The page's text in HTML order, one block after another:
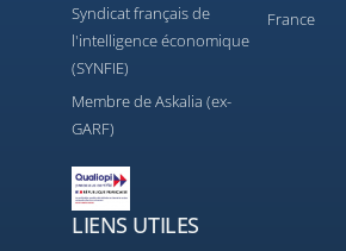
Syndicat français de
l'intelligence économique
(SYNFIE)
Membre de Askalia (ex-
GARF)
France
LIENS UTILES